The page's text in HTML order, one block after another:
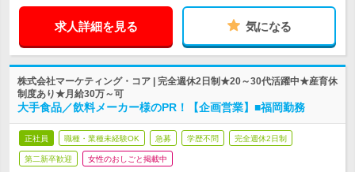
求人詳細を見る 気になる
株式会社マーケティング・コア | 完全週休2日制★20～30代活躍中★産育休
制度あり★月給30万～可
大手食品／飲料メーカー様のPR！【企画営業】■福岡勤務
正社員 職種・業種未経験OK 急募 学歴不問 完全週休2日制
第二新卒歓迎 女性のおしごと掲載中